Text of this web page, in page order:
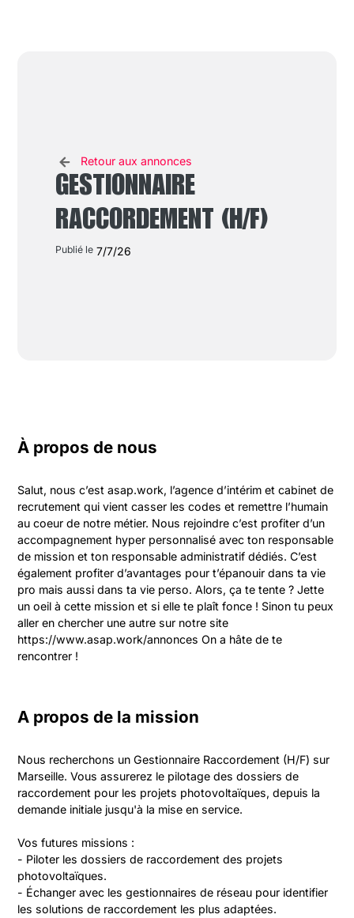
Retour aux annonces
GESTIONNAIRE
RACCORDEMENT (H/F)
Publié le 7/7/26
À propos de nous
Salut, nous c’est asap.work, l’agence d’intérim et cabinet de
recrutement qui vient casser les codes et remettre l’humain
au coeur de notre métier. Nous rejoindre c’est profiter d’un
accompagnement hyper personnalisé avec ton responsable
de mission et ton responsable administratif dédiés. C’est
également profiter d’avantages pour t’épanouir dans ta vie
pro mais aussi dans ta vie perso. Alors, ça te tente ? Jette
un oeil à cette mission et si elle te plaît fonce ! Sinon tu peux
aller en chercher une autre sur notre site
https://www.asap.work/annonces On a hâte de te
rencontrer !
A propos de la mission
Nous recherchons un Gestionnaire Raccordement (H/F) sur
Marseille. Vous assurerez le pilotage des dossiers de
raccordement pour les projets photovoltaïques, depuis la
demande initiale jusqu'à la mise en service.
Vos futures missions :
- Piloter les dossiers de raccordement des projets
photovoltaïques.
- Échanger avec les gestionnaires de réseau pour identifier
les solutions de raccordement les plus adaptées.